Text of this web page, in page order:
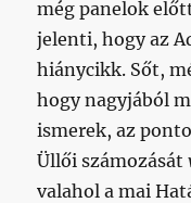
még panelok
jelenti, hogy az
hiánycikk. Sőt,
hogy nagyjából
ismerek, az
Üllői számozását
valahol a mai